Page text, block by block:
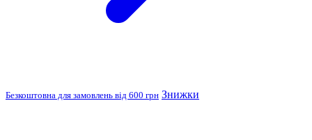
Безкоштовна для замовлень від 600 грн Знижки